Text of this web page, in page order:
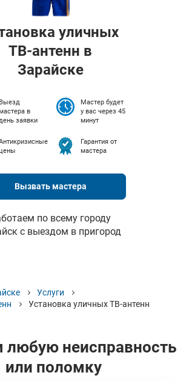
уличных
ТВ-антенн в
Зарайске
Выезд
в
заявки
Мастер будет
у вас через 45
минут
Гарантия от
мастера
Вызвать мастера
по всему городу
с выездом в пригород
Услуги
Установка уличных ТВ-антенн
любую неисправность
или поломку